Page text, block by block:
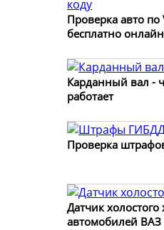
Проверка авто по
бесплатно онлайн
Карданный вал -
работает
Проверка
Датчик холостого
автомобилей ВАЗ